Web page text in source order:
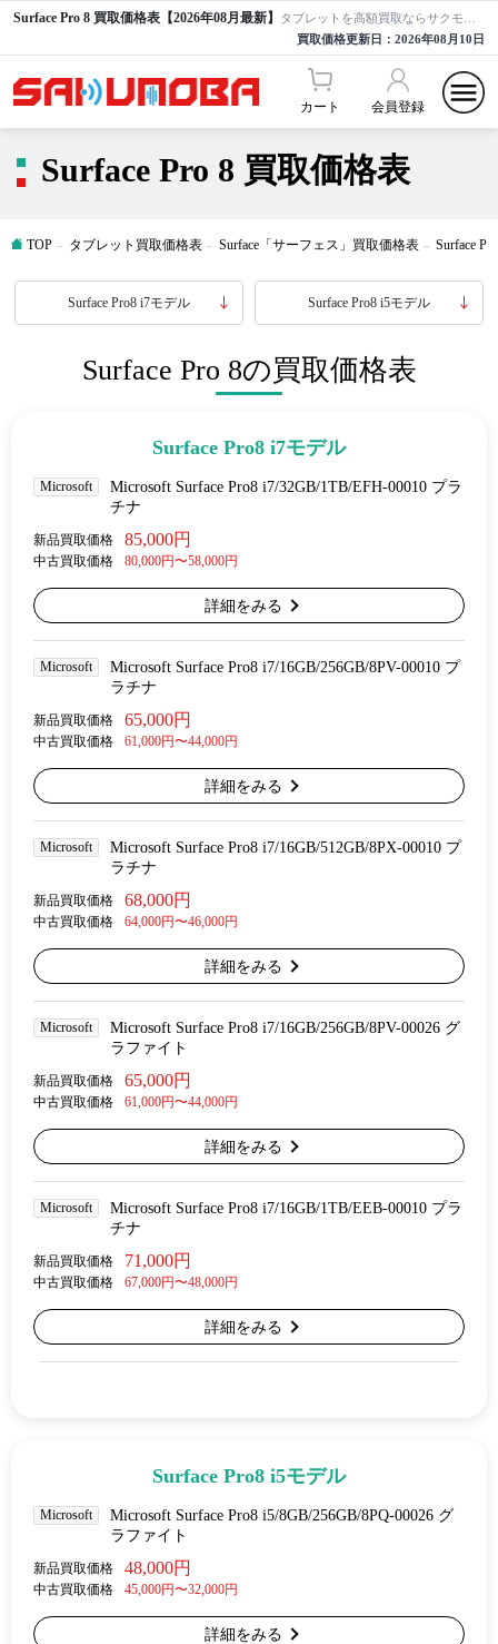
Surface Pro 8 買取価格表【2026年08月最新】
買取価格更新日： 2026年08月10日
カート 会員登録
Surface Pro 8 買取価格表
TOP タブレット買取価格表 Surface「サーフェス」買取価格表 Surface
Surface Pro8 i7モデル Surface Pro8 i5モデル
Surface Pro 8の買取価格表
Surface Pro8 i7モデル
Microsoft
Microsoft Surface Pro8 i7/32GB/1TB/EFH-00010 プラ
チナ
新品買取価格 85,000円
中古買取価格 80,000円〜58,000円
詳細をみる
Microsoft
Microsoft Surface Pro8 i7/16GB/256GB/8PV-00010 プ
ラチナ
新品買取価格 65,000円
中古買取価格 61,000円〜44,000円
詳細をみる
Microsoft
Microsoft Surface Pro8 i7/16GB/512GB/8PX-00010 プ
ラチナ
新品買取価格 68,000円
中古買取価格 64,000円〜46,000円
詳細をみる
Microsoft
Microsoft Surface Pro8 i7/16GB/256GB/8PV-00026 グ
ラファイト
新品買取価格 65,000円
中古買取価格 61,000円〜44,000円
詳細をみる
Microsoft
Microsoft Surface Pro8 i7/16GB/1TB/EEB-00010 プラ
チナ
新品買取価格 71,000円
中古買取価格 67,000円〜48,000円
詳細をみる
Surface Pro8 i5モデル
Microsoft
Microsoft Surface Pro8 i5/8GB/256GB/8PQ-00026 グ
ラファイト
新品買取価格 48,000円
中古買取価格 45,000円〜32,000円
詳細をみる